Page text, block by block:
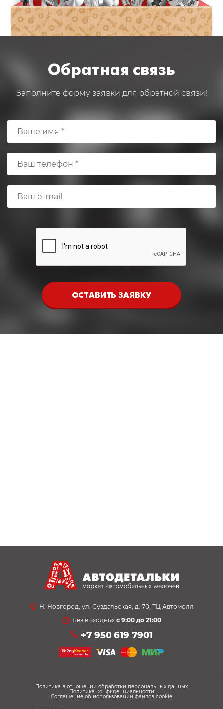
Обратная связь
Заполните форму заявки для обратной связи!
ОСТАВИТЬ ЗАЯВКУ
Н. Новгород, ул. Суздальская, д. 70, ТЦ Автомолл
Без выходных с 9:00 до 21:00
+7 950 619 7901
Политика в отношении обработки персональных данных
Политика конфиденциальности
Соглашение об использовании файлов cookie